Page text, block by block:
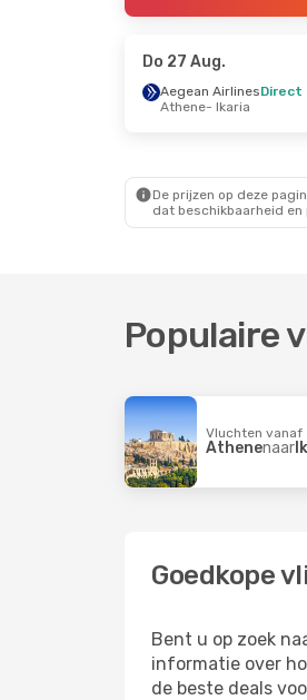
- Ikaria
- Zo 13 Sep.
- Thessaloniki
Do 27 Aug.
Aegean AirlinesDirect
Athene- Ikaria
De prijzen op deze
dat beschikbaarheid en
Populaire
Vluchten vanaf
Athenenaar
Goedkope
Bent u op zoek
informatie over
de beste deals